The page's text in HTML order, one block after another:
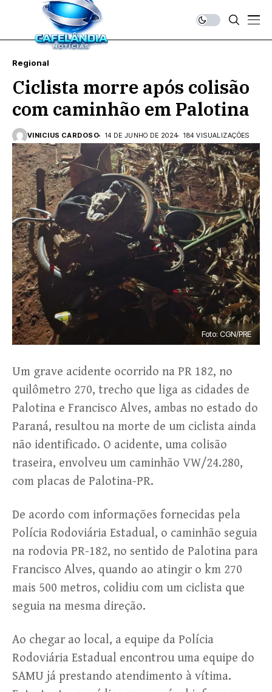
Regional
Ciclista morre após colisão
com caminhão em Palotina
VINICIUS CARDOSO 14 DE JUNHO DE 2024 184 VISUALIZAÇÕES
Foto: CGN/PRE
Um grave acidente ocorrido na PR 182, no
quilômetro 270, trecho que liga as cidades de
Palotina e Francisco Alves, ambas no estado do
Paraná, resultou na morte de um ciclista ainda
não identificado. O acidente, uma colisão
traseira, envolveu um caminhão VW/24.280,
com placas de Palotina-PR.
De acordo com informações fornecidas pela
Polícia Rodoviária Estadual, o caminhão seguia
na rodovia PR-182, no sentido de Palotina para
Francisco Alves, quando ao atingir o km 270
mais 500 metros, colidiu com um ciclista que
seguia na mesma direção.
Ao chegar ao local, a equipe da Polícia
Rodoviária Estadual encontrou uma equipe do
SAMU já prestando atendimento à vítima.